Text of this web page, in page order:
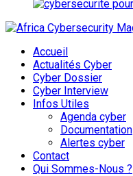
Accueil
Actualités Cyber
Cyber Dossier
Cyber Interview
Infos Utiles
Agenda cyber
Documentation
Alertes cyber
Contact
Qui Sommes-Nous ?